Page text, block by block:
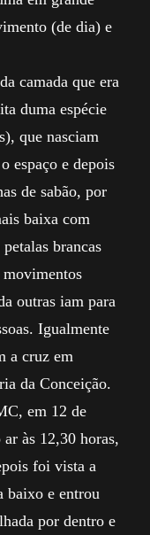
(de dia) e
camada que era
duma espécie
que nasciam
espaço e depois
de sabão, por
baixa com
brancas
outras iam para
Igualmente
a cruz em
da Conceição.
em 12 de
às 12,30 horas,
foi vista a
baixo e entrou
por dentro e